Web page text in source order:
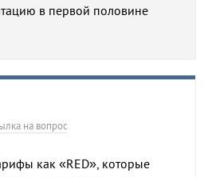
в первой половине
на вопрос
как «RED», которые